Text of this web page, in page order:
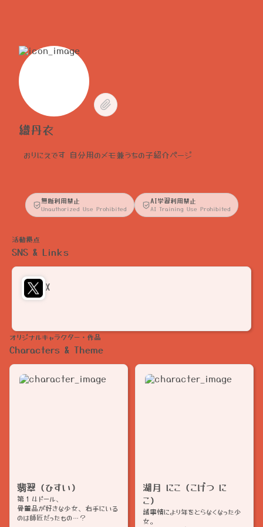
織丹衣
無断利用禁止
Unauthorized Use Prohibited
AI学習利用禁止
AI Training Use Prohibited
活動拠点
SNS & Links
X
オリジナルキャラクター・作品
Characters & Theme
翡翠（ひすい）
第１４ドール、
骨董品が好きな少女、右手にいる
湖月 にこ（こげつ に
こ）
諸事情により年をとらなくなった少
女。